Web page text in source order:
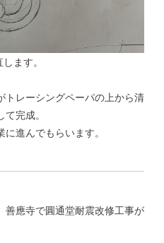
ます。
トレーシングペーパの上から清
完成。
進んでもらいます。
應寺で圓通堂耐震改修工事が